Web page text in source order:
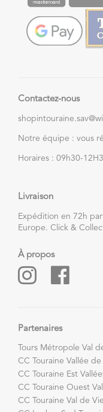
Contactez-nous
Notre équipe : vous
Horaires : 09h30-
Livraison
Expédition en 72h
Europe. Click &
À propos
Partenaires
Tours Métropole Val
CC Touraine Vallée de
CC Touraine Est
CC Touraine Ouest
CC Touraine Val de